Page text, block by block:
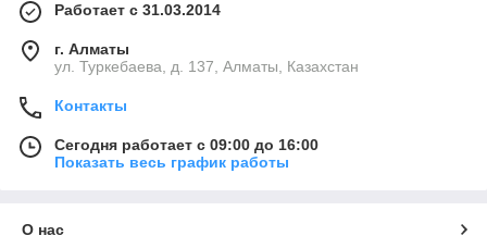
Работает с 31.03.2014
г. Алматы
ул. Туркебаева, д. 137, Алматы, Казахстан
Контакты
Сегодня работает с 09:00 до 16:00
Показать весь график работы
О нас